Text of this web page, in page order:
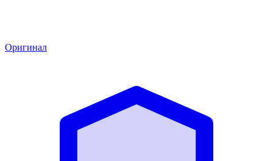
Оригинал